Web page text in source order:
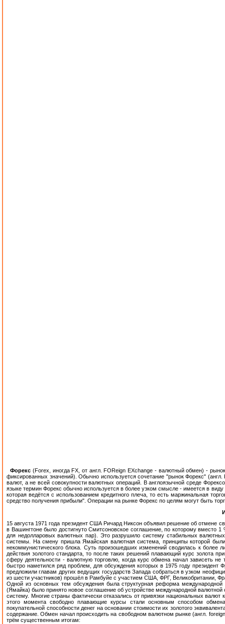
Форекс(Forex, иногда FX, от англ. FOReign EXchange - валютный обмен) -
фиксированных значений). Обычно используется сочетание "рынок Форекс"
валют, а не всей совокупности валютных операций. В англоязычной среде
языке термин Форекс обычно используется в более узком смысле - имеется в
которая ведётся с использованием кредитного плеча, то есть маржинальная
средство получения прибыли". Операции на рынке Форекс по целям могут быть
15 августа 1971 года президент США Ричард Никсон объявил решение об отмене
в Вашингтоне было достигнуто Смитсоновское соглашение, по которому вместо
для недолларовых валютных пар). Это разрушило систему стабильных
системы. На смену пришла Ямайская валютная система, принципы которой
некоммунистического блока. Суть произошедших изменений сводилась к
действия золотого стандарта, то после таких решений плавающий курс золота
сферу деятельности - валютную торговлю, когда курс обмена начал зависеть
быстро наметился ряд проблем, для обсуждения которых в 1975 году
предложили главам других ведущих государств Запада собраться в узком
из шести участников) прошёл в Рамбуйе с участием США, ФРГ, Великобритании,
Одной из основных тем обсуждения была структурная реформа
(Ямайка) было принято новое соглашение об устройстве международной
систему. Многие страны фактически отказались от привязки национальных
этого момента свободно плавающие курсы стали основным способом
покупательной способности денег на основании стоимости их золотого
содержание. Обмен начал происходить на свободном валютном рынке (англ.
трём существенным итогам: